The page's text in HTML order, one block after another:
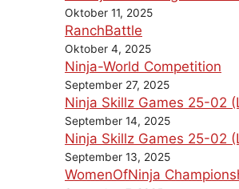
Oktober 11, 2025
RanchBattle
Oktober 4, 2025
Ninja-World Competition
September 27, 2025
Ninja Skillz Games 25-02
September 14, 2025
Ninja Skillz Games 25-02
September 13, 2025
WomenOfNinja